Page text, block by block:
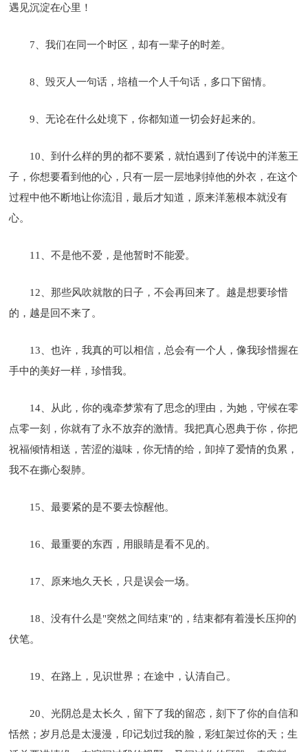
遇见沉淀在心里！
7、我们在同一个时区，却有一辈子的时差。
8、毁灭人一句话，培植一个人千句话，多口下留情。
9、无论在什么处境下，你都知道一切会好起来的。
10、到什么样的男的都不要紧，就怕遇到了传说中的洋葱王
子，你想要看到他的心，只有一层一层地剥掉他的外衣，在这个
过程中他不断地让你流泪，最后才知道，原来洋葱根本就没有
心。
11、不是他不爱，是他暂时不能爱。
12、那些风吹就散的日子，不会再回来了。越是想要珍惜
的，越是回不来了。
13、也许，我真的可以相信，总会有一个人，像我珍惜握在
手中的美好一样，珍惜我。
14、从此，你的魂牵梦萦有了思念的理由，为她，守候在零
点零一刻，你就有了永不放弃的激情。我把真心恩典于你，你把
祝福倾情相送，苦涩的滋味，你无情的给，卸掉了爱情的负累，
我不在撕心裂肺。
15、最要紧的是不要去惊醒他。
16、最重要的东西，用眼睛是看不见的。
17、原来地久天长，只是误会一场。
18、没有什么是"突然之间结束"的，结束都有着漫长压抑的
伏笔。
19、在路上，见识世界；在途中，认清自己。
20、光阴总是太长久，留下了我的留恋，刻下了你的自信和
恬然；岁月总是太漫漫，印记划过我的脸，彩虹架过你的天；生